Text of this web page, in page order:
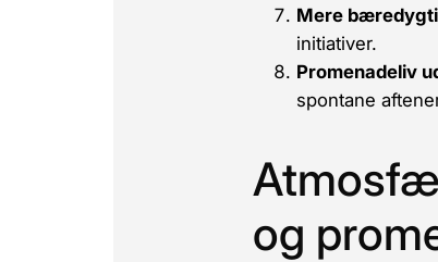
Mere
initiativer.
Promenadeliv
spontane
og